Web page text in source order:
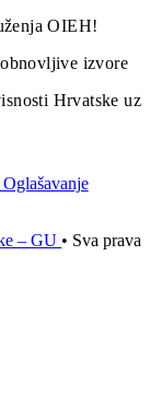
OIEH!
izvore
Hrvatske uz
Oglašavanje
– GU • Sva prava